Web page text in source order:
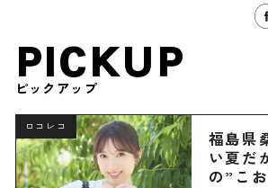
PICKUP
ピックアップ
ロコレコ
福島県
い夏だ
の”こ